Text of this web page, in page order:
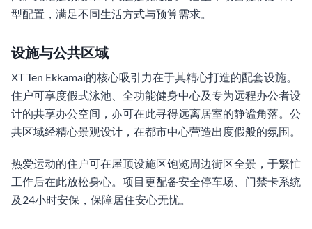
型配置，满足不同生活方式与预算需求。
设施与公共区域
XT Ten Ekkamai的核心吸引力在于其精心打造的配套设施。
住户可享度假式泳池、全功能健身中心及专为远程办公者设
计的共享办公空间，亦可在此寻得远离居室的静谧角落。公
共区域经精心景观设计，在都市中心营造出度假般的氛围。
热爱运动的住户可在屋顶设施区饱览周边街区全景，于繁忙
工作后在此放松身心。项目更配备安全停车场、门禁卡系统
及24小时安保，保障居住安心无忧。